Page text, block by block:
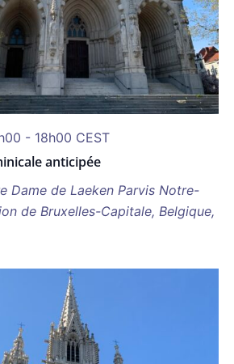
anticipée
- 18h00 CEST
Dame de Laeken Parvis Notre-
de Bruxelles-Capitale, Belgique,